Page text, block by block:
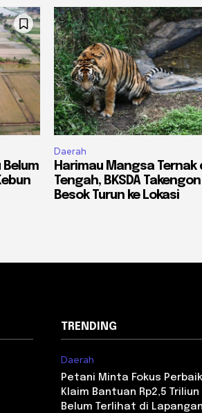
Belum
Daerah
Harimau Mangsa Ternak
Tengah, BKSDA
Besok Turun ke Lokasi
TRENDING
Daerah
Petani Minta Fokus
Klaim Bantuan Rp2,5
Belum Terlihat di